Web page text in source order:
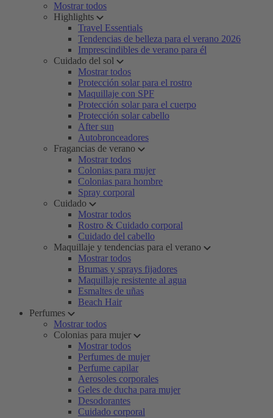
Mostrar todos
Highlights
Travel Essentials
Tendencias de belleza para el verano 2026
Imprescindibles de verano para él
Cuidado del sol
Mostrar todos
Protección solar para el rostro
Maquillaje con SPF
Protección solar para el cuerpo
Protección solar cabello
After sun
Autobronceadores
Fragancias de verano
Mostrar todos
Colonias para mujer
Colonias para hombre
Spray corporal
Cuidado
Mostrar todos
Rostro & Cuidado corporal
Cuidado del cabello
Maquillaje y tendencias para el verano
Mostrar todos
Brumas y sprays fijadores
Maquillaje resistente al agua
Esmaltes de uñas
Beach Hair
Perfumes
Mostrar todos
Colonias para mujer
Mostrar todos
Perfumes de mujer
Perfume capilar
Aerosoles corporales
Geles de ducha para mujer
Desodorantes
Cuidado corporal